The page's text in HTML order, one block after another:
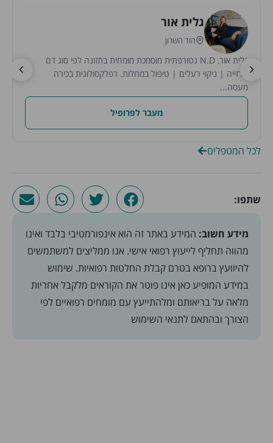
גלית אור
הוד השרון
גלית אור, N.D נטורפתית מוסמכת מומחית בתזונה לפי סוג דם
הרזייה | ניקוי רעלים | טיפול במחלות. רפלקסולוגית בכירה
מעסה...
מעבר לפרופיל
לכל המטפלים
שתפו:
מידע חשוב: המידע באתר זה הוא אינפורמטיבי בלבד ואינו
מהווה תחליף לייעוץ רפואי אישי. אנו ממליצים למשתמשים
להיוועץ ברופא בטרם קבלת החלטות רפואיות. שימוש
במידע המופיע כאן אינו פוטר את הקוראים מלקבל אחריות
מלאה על בריאותם ומלהתייעץ עם מומחים רפואיים לפי
הצורך ובהתאם לתנאי השימוש